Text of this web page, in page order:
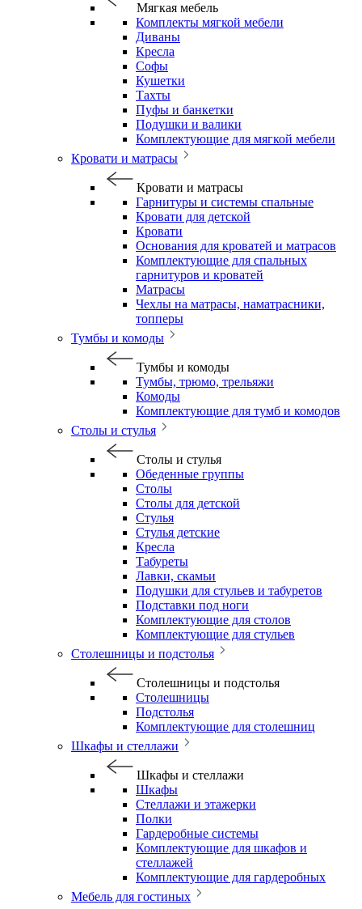
Мягкая мебель
Комплекты мягкой мебели
Диваны
Кресла
Софы
Кушетки
Тахты
Пуфы и банкетки
Подушки и валики
Комплектующие для мягкой мебели
Кровати и матрасы
Кровати и матрасы
Гарнитуры и системы спальные
Кровати для детской
Кровати
Основания для кроватей и матрасов
Комплектующие для спальных
гарнитуров и кроватей
Матрасы
Чехлы на матрасы, наматрасники,
топперы
Тумбы и комоды
Тумбы и комоды
Тумбы, трюмо, трельяжи
Комоды
Комплектующие для тумб и комодов
Столы и стулья
Столы и стулья
Обеденные группы
Столы
Столы для детской
Стулья
Стулья детские
Кресла
Табуреты
Лавки, скамьи
Подушки для стульев и табуретов
Подставки под ноги
Комплектующие для столов
Комплектующие для стульев
Столешницы и подстолья
Столешницы и подстолья
Столешницы
Подстолья
Комплектующие для столешниц
Шкафы и стеллажи
Шкафы и стеллажи
Шкафы
Стеллажи и этажерки
Полки
Гардеробные системы
Комплектующие для шкафов и
стеллажей
Комплектующие для гардеробных
Мебель для гостиных